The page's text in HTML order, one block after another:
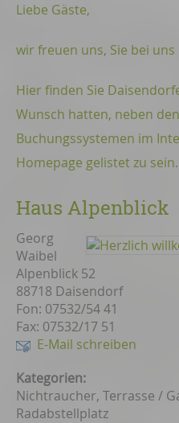
Liebe Gäste,
wir freuen uns, Sie bei
Hier finden Sie
Wunsch hatten, neben
Buchungssystemen im
Homepage gelistet zu sein.
Haus Alpenblick
Georg
Waibel
Alpenblick 52
88718 Daisendorf
Fon: 07532/54 41
Fax: 07532/17 51
E-Mail schreiben
Kategorien:
Nichtraucher, Terrasse /
Radabstellplatz